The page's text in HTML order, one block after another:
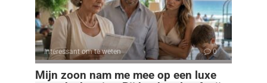
Interessant om te weten 0
Mijn zoon nam me mee op een luxe